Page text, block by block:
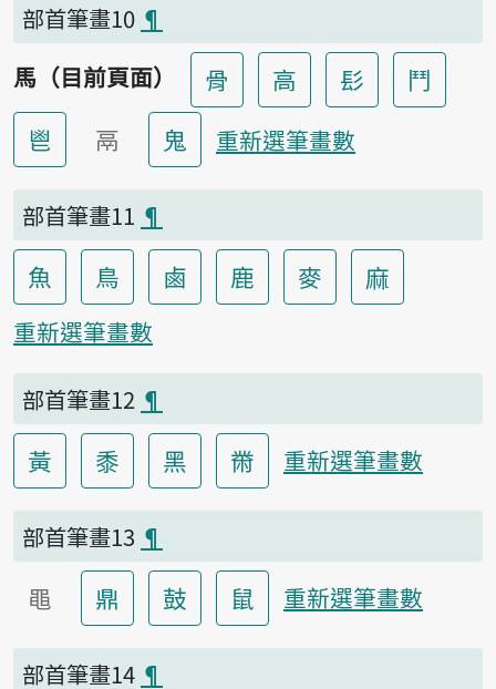
部首筆畫10 ¶
馬（目前頁面）
骨 高 髟
鬥
鬯
鬲 鬼 重新選筆畫數
部首筆畫11 ¶
魚 鳥 鹵 鹿 麥 麻
重新選筆畫數
部首筆畫12 ¶
黃 黍 黑 黹 重新選筆畫數
部首筆畫13 ¶
黽 鼎 鼓 鼠 重新選筆畫數
部首筆畫14 ¶